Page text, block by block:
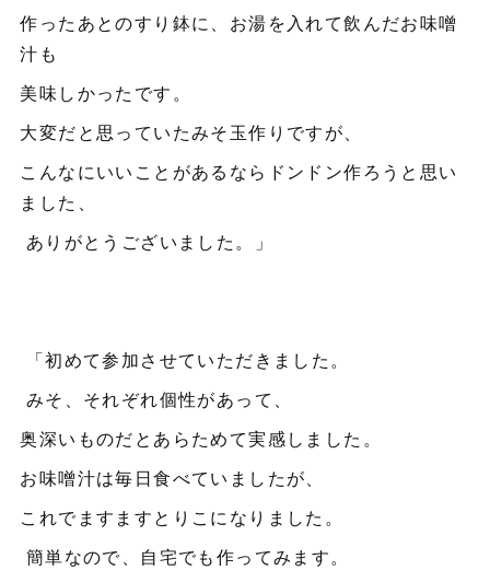
作ったあとのすり鉢に、お湯を入れて飲んだお味噌
汁も
美味しかったです。
大変だと思っていたみそ玉作りですが、
こんなにいいことがあるならドンドン作ろうと思い
ました、
ありがとうございました。」
「初めて参加させていただきました。
みそ、それぞれ個性があって、
奥深いものだとあらためて実感しました。
お味噌汁は毎日食べていましたが、
これでますますとりこになりました。
簡単なので、自宅でも作ってみます。